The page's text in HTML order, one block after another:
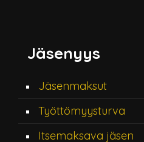
Jäsenyys
Jäsenmaksut
Työttömyysturva
Itsemaksava jäsen